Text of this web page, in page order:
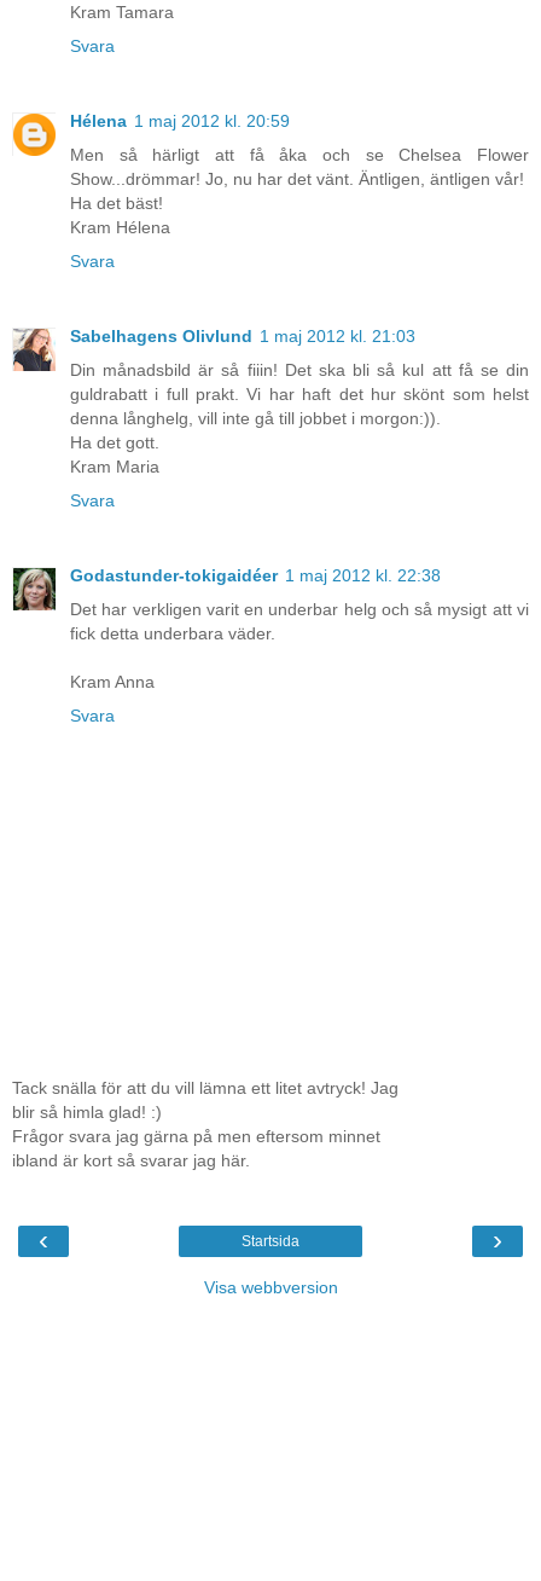
Kram Tamara
Svara
Hélena 1 maj 2012 kl. 20:59
Men så härligt att få åka och se Chelsea Flower
Show...drömmar! Jo, nu har det vänt. Äntligen, äntligen vår!
Ha det bäst!
Kram Hélena
Svara
Sabelhagens Olivlund 1 maj 2012 kl. 21:03
Din månadsbild är så fiiin! Det ska bli så kul att få se din
guldrabatt i full prakt. Vi har haft det hur skönt som helst
denna långhelg, vill inte gå till jobbet i morgon:)).
Ha det gott.
Kram Maria
Svara
Godastunder-tokigaidéer 1 maj 2012 kl. 22:38
Det har verkligen varit en underbar helg och så mysigt att vi
fick detta underbara väder.
Kram Anna
Svara
Tack snälla för att du vill lämna ett litet avtryck! Jag
blir så himla glad! :)
Frågor svara jag gärna på men eftersom minnet
ibland är kort så svarar jag här.
‹ ›
Startsida
Visa webbversion